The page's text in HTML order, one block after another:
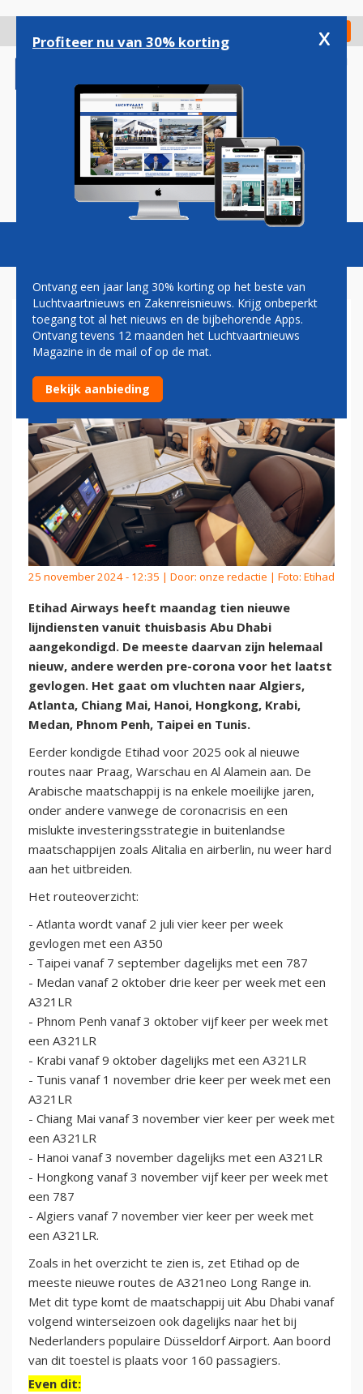
gaan
Check in
Magazine Podcasts Vacatures
ETIHAD KONDIGT 10 NIEUWE
LIJNDIENSTEN AAN
25 november 2024 - 12:35 | Door: onze redactie | Foto: Etihad
Etihad Airways heeft maandag tien nieuwe
lijndiensten vanuit thuisbasis Abu Dhabi
aangekondigd. De meeste daarvan zijn helemaal
nieuw, andere werden pre-corona voor het laatst
gevlogen. Het gaat om vluchten naar Algiers,
Atlanta, Chiang Mai, Hanoi, Hongkong, Krabi,
Medan, Phnom Penh, Taipei en Tunis.
Eerder kondigde Etihad voor 2025 ook al nieuwe
routes naar Praag, Warschau en Al Alamein aan. De
Arabische maatschappij is na enkele moeilijke jaren,
onder andere vanwege de coronacrisis en een
mislukte investeringsstrategie in buitenlandse
maatschappijen zoals Alitalia en airberlin, nu weer hard
aan het uitbreiden.
Het routeoverzicht:
- Atlanta wordt vanaf 2 juli vier keer per week
gevlogen met een A350
- Taipei vanaf 7 september dagelijks met een 787
- Medan vanaf 2 oktober drie keer per week met een
A321LR
- Phnom Penh vanaf 3 oktober vijf keer per week met
een A321LR
- Krabi vanaf 9 oktober dagelijks met een A321LR
- Tunis vanaf 1 november drie keer per week met een
A321LR
- Chiang Mai vanaf 3 november vier keer per week met
een A321LR
- Hanoi vanaf 3 november dagelijks met een A321LR
- Hongkong vanaf 3 november vijf keer per week met
een 787
- Algiers vanaf 7 november vier keer per week met
een A321LR.
Zoals in het overzicht te zien is, zet Etihad op de
meeste nieuwe routes de A321neo Long Range in.
Met dit type komt de maatschappij uit Abu Dhabi vanaf
volgend winterseizoen ook dagelijks naar het bij
Nederlanders populaire Düsseldorf Airport. Aan boord
van dit toestel is plaats voor 160 passagiers.
Even dit:
Profiteer nu van 30% korting x
Ontvang een jaar lang 30% korting op het beste van
Luchtvaartnieuws en Zakenreisnieuws. Krijg onbeperkt
toegang tot al het nieuws en de bijbehorende Apps.
Ontvang tevens 12 maanden het Luchtvaartnieuws
Magazine in de mail of op de mat.
Bekijk aanbieding